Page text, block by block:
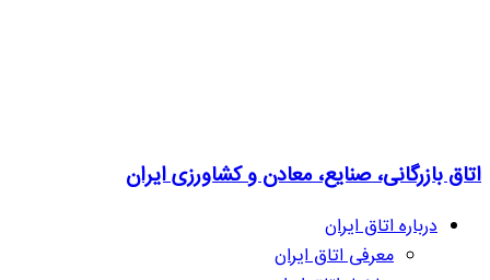
اتاق بازرگانی، صنایع، معادن و کشاورزی ایران
درباره اتاق ایران
معرفی اتاق ایران